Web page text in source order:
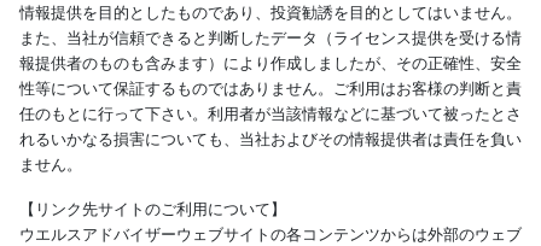
情報提供を目的としたものであり、投資勧誘を目的としてはいません。
また、当社が信頼できると判断したデータ（ライセンス提供を受ける情
報提供者のものも含みます）により作成しましたが、その正確性、安全
性等について保証するものではありません。ご利用はお客様の判断と責
任のもとに行って下さい。利用者が当該情報などに基づいて被ったとさ
れるいかなる損害についても、当社およびその情報提供者は責任を負い
ません。
【リンク先サイトのご利用について】
ウエルスアドバイザーウェブサイトの各コンテンツからは外部のウェブ